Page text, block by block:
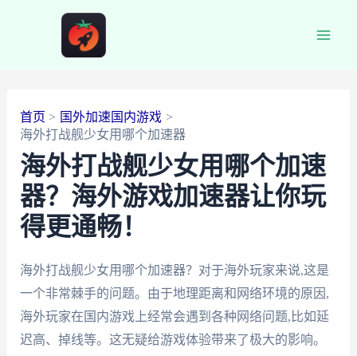
首页
国外加速国内游戏
海外打战舰少女用哪个加速器
海外打战舰少女用哪个加速
器？海外游戏加速器让你玩
得更通畅！
海外打战舰少女用哪个加速器？对于海外玩家来说,这是
一个非常棘手的问题。由于地理距离和网络环境的原因,
海外玩家在国内游戏上经常会遇到各种网络问题,比如延
迟高、掉线等。这无疑给游戏体验带来了极大的影响。